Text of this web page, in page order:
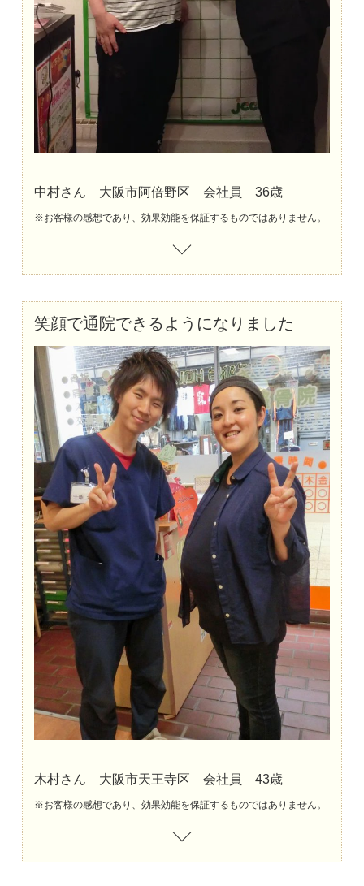
中村さん 大阪市阿倍野区 会社員 36歳
※お客様の感想であり、効果効能を保証するものではありません。
笑顔で通院できるようになりました
木村さん 大阪市天王寺区 会社員 43歳
※お客様の感想であり、効果効能を保証するものではありません。